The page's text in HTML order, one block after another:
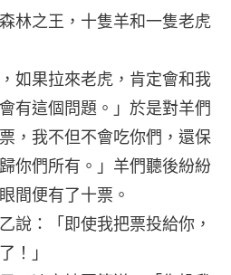
林之王，十隻羊和一隻老虎
如果拉來老虎，肯定會和我
有這個問題。」於是對羊們
，我不但不會吃你們，還保
你們所有。」羊們聽後紛紛
間便有了十票。
說：「即使我把票投給你，
！」